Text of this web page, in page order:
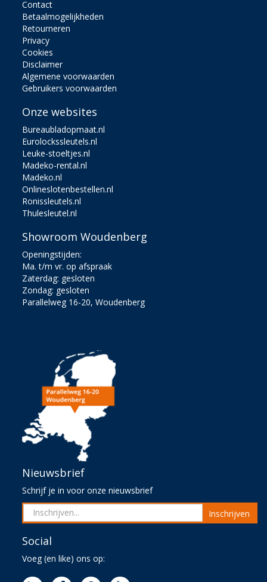
Contact
Betaalmogelijkheden
Retourneren
Privacy
Cookies
Disclaimer
Algemene voorwaarden
Gebruikers voorwaarden
Onze websites
Bureaubladopmaat.nl
Eurolockssleutels.nl
Leuke-stoeltjes.nl
Madeko-rental.nl
Madeko.nl
Onlineslotenbestellen.nl
Ronissleutels.nl
Thulesleutel.nl
Showroom Woudenberg
Openingstijden:
Ma. t/m vr. op afspraak
Zaterdag: gesloten
Zondag: gesloten
Parallelweg 16-20, Woudenberg
Nieuwsbrief
Schrijf je in voor onze nieuwsbrief
Inschrijven
Social
Voeg (en like) ons op: